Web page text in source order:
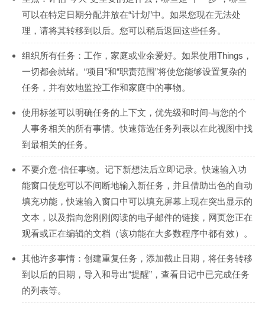
可以在特定日期分配并放在“计划”中。如果您现在无法处
理，请将其转移到以后。您可以稍后返回这些任务。
组织所有任务：工作，家庭或业余爱好。如果使用Things，
一切都会就绪。“项目”和“职责范围”将使您能够设置复杂的
任务，并有效地监控工作和家庭中的事物。
使用标签可以明确任务的上下文，优先级和时间-与您的个
人事务相关的所有事情。快速筛选任务列表以在此视图中找
到最相关的任务。
不要介意-信任事物。记下新想法后立即记录。快速输入功
能窗口使您可以不间断地输入新任务，并且借助出色的自动
填充功能，快速输入窗口中可以填充屏幕上现在突出显示的
文本，以及指向您刚刚阅读的电子邮件的链接，网页您正在
观看或正在编辑的文档（该功能在大多数程序中都有效）。
其他许多事情：创建重复任务，添加截止日期，将任务转移
到以后的日期，导入和导出“提醒”，查看日记中已完成任务
的列表等。